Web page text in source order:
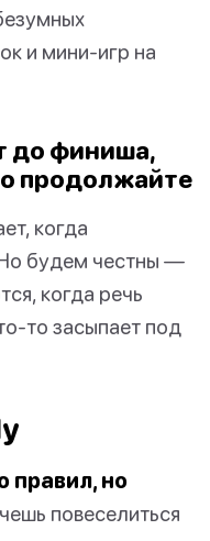
и мини-игр на
до финиша,
продолжайте
когда
будем честны —
когда речь
то засыпает под
правил, но
повеселиться